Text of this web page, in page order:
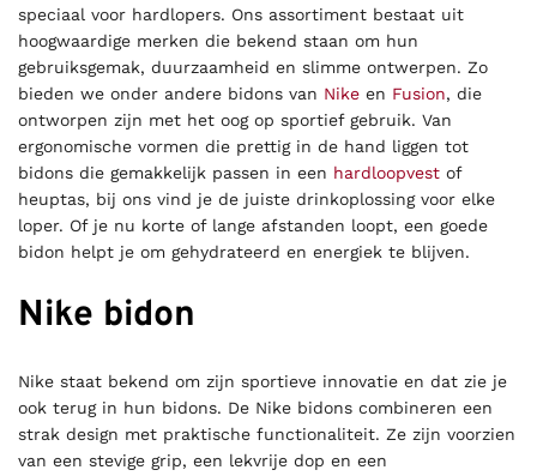
speciaal voor hardlopers. Ons assortiment bestaat uit
hoogwaardige merken die bekend staan om hun
gebruiksgemak, duurzaamheid en slimme ontwerpen. Zo
bieden we onder andere bidons van Nike en Fusion, die
ontworpen zijn met het oog op sportief gebruik. Van
ergonomische vormen die prettig in de hand liggen tot
bidons die gemakkelijk passen in een hardloopvest of
heuptas, bij ons vind je de juiste drinkoplossing voor elke
loper. Of je nu korte of lange afstanden loopt, een goede
bidon helpt je om gehydrateerd en energiek te blijven.
Nike bidon
Nike staat bekend om zijn sportieve innovatie en dat zie je
ook terug in hun bidons. De Nike bidons combineren een
strak design met praktische functionaliteit. Ze zijn voorzien
van een stevige grip, een lekvrije dop en een